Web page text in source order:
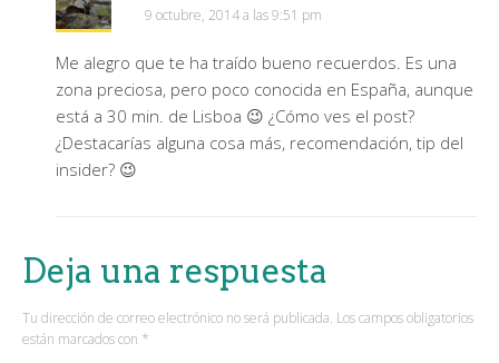
9 octubre, 2014 a las 9:51 pm
Me alegro que te ha traído bueno recuerdos. Es una
zona preciosa, pero poco conocida en España, aunque
está a 30 min. de Lisboa 😉 ¿Cómo ves el post?
¿Destacarías alguna cosa más, recomendación, tip del
insider? 😉
Deja una respuesta
Tu dirección de correo electrónico no será publicada. Los campos obligatorios
están marcados con *